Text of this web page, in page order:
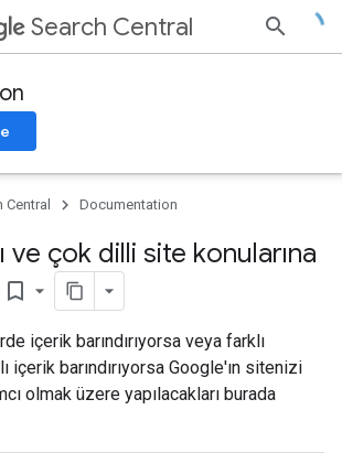
Search Central
Central Documentation
ve çok dilli site konularına
bookmark_border
içerik barındırıyorsa veya farklı
içerik barındırıyorsa Google'ın sitenizi
olmak üzere yapılacakları burada